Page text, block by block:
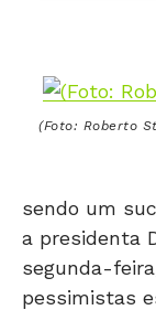
(Foto: Roberto
sendo um
a presidenta
segunda-
pessimistas